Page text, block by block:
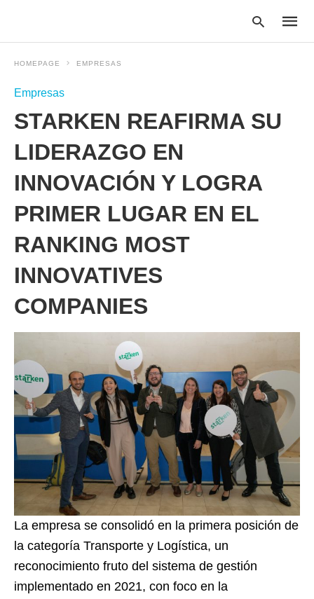
HOMEPAGE EMPRESAS
Empresas
STARKEN REAFIRMA SU
LIDERAZGO EN
INNOVACIÓN Y LOGRA
PRIMER LUGAR EN EL
RANKING MOST
INNOVATIVES
COMPANIES
La empresa se consolidó en la primera posición de
la categoría Transporte y Logística, un
reconocimiento fruto del sistema de gestión
implementado en 2021, con foco en la